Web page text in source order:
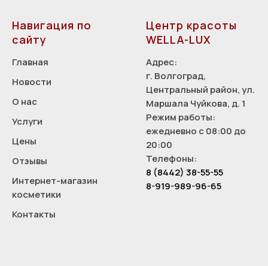
Навигация по
сайту
Главная
Новости
О нас
Услуги
Цены
Отзывы
Интернет-магазин
косметики
Контакты
Центр красоты
WELLA-LUX
Адрес:
г. Волгоград,
Центральный район, ул.
Маршала Чуйкова, д. 1
Режим работы:
ежедневно с 08:00 до
20:00
Телефоны:
8 (8442) 38-55-55
8-919-989-96-65